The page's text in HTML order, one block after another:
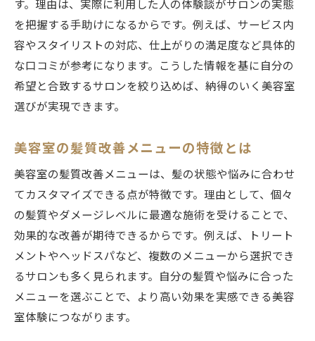
子連れOKな美容室のサービスと配慮点
キッズカット対応美容室の選び方ガイド
ファミリーで通える美容室の魅力を紹介
美容室で子供が安心して過ごせる工夫
家族のヘアケアにもおすすめな美容室
満足度を高める美容室選びの基準とは
美容室のサービス内容と接客を重視する
スタイリストとの相性を大切にする方法
リピートしたくなる美容室の特徴を解説
施術後のフォローが充実した美容室選び
自分に合う美容室を見極める最終チェック
す。理由は、実際に利用した人の体験談がサロンの実態
を把握する手助けになるからです。例えば、サービス内
容やスタイリストの対応、仕上がりの満足度など具体的
な口コミが参考になります。こうした情報を基に自分の
希望と合致するサロンを絞り込めば、納得のいく美容室
選びが実現できます。
美容室の髪質改善メニューの特徴とは
美容室の髪質改善メニューは、髪の状態や悩みに合わせ
てカスタマイズできる点が特徴です。理由として、個々
の髪質やダメージレベルに最適な施術を受けることで、
効果的な改善が期待できるからです。例えば、トリート
メントやヘッドスパなど、複数のメニューから選択でき
るサロンも多く見られます。自分の髪質や悩みに合った
メニューを選ぶことで、より高い効果を実感できる美容
室体験につながります。